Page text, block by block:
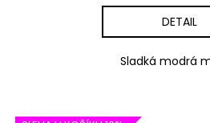
DETAIL
Sladká modrá